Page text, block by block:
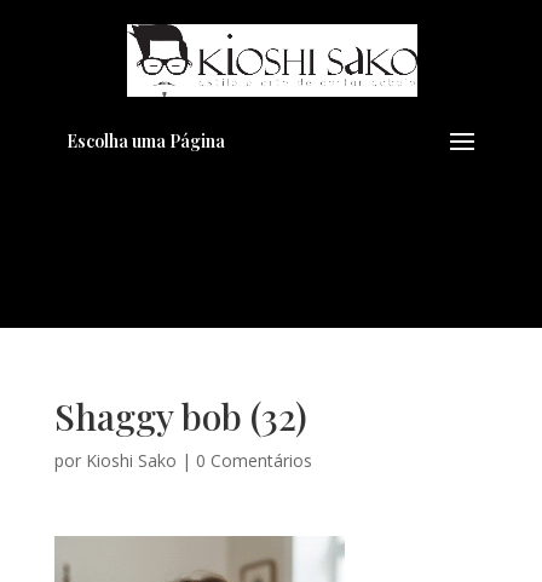
Escolha uma Página
Shaggy bob (32)
por Kioshi Sako | 0 Comentários
Pensando em transformar seu
Visual??